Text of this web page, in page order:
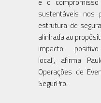
sustentáveis nos
estrutura de
alinhada ao
impacto
local", afirma
Operações de
SegurPro.